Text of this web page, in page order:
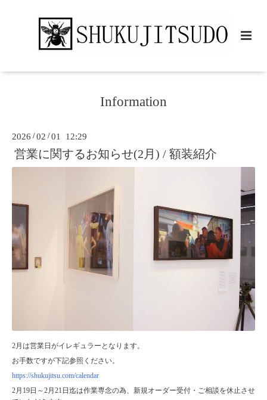
Information
2026 /02 /01 12:29
営業に関するお知らせ(2月) / 額装紹介
2月は営業日がイレギュラーとなります。
お手数ですが下記参照ください。
https://shukujitsu.com/calendar
2月19日～2月21日迄は作業専念の為、新規オーダー受付・ご相談を休止させ